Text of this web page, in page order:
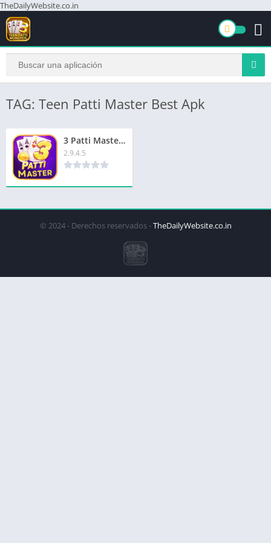
TheDailyWebsite.co.in
TAG: Teen Patti Master Best Apk
3 Patti Master Best App | 3 पत्ती मास्टर सर्वश्रेष्ठ ऐप | ₹3000 बोनस
2.9.4.5
© 2024 - Derechos reservados -TheDailyWebsite.co.in